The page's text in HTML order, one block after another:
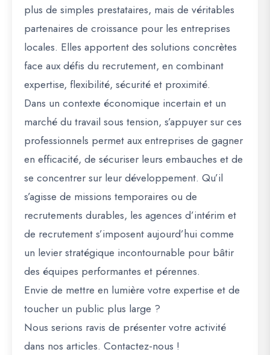
plus de simples prestataires, mais de véritables
partenaires de croissance pour les entreprises
locales. Elles apportent des solutions concrètes
face aux défis du recrutement, en combinant
expertise, flexibilité, sécurité et proximité.
Dans un contexte économique incertain et un
marché du travail sous tension, s’appuyer sur ces
professionnels permet aux entreprises de gagner
en efficacité, de sécuriser leurs embauches et de
se concentrer sur leur développement. Qu’il
s’agisse de missions temporaires ou de
recrutements durables, les agences d’intérim et
de recrutement s’imposent aujourd’hui comme
un levier stratégique incontournable pour bâtir
des équipes performantes et pérennes.
Envie de mettre en lumière votre expertise et de
toucher un public plus large ?
Nous serions ravis de présenter votre activité
dans nos articles. Contactez-nous !